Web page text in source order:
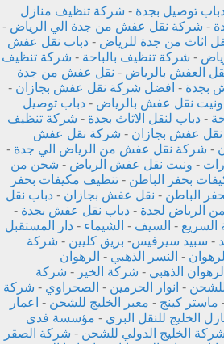
توصيل بجدة - شركة تنظيف منازل
- شركة نقل عفش من جدة الي الرياض -
اثاث من جدة للرياض - دباب نقل عفش
- شركة تنظيف بالباحة - شركة تنظيف
العفش بالرياض - نقل عفش من جدة
بجدة - افضل شركة نقل عفش بجازان -
ونيت نقل عفش بالرياض -دباب توصيل
- دباب لنقل الاثاث بجدة - شركة تنظيف
عفش بجازان - شركة نقل عفش
- شركة نقل عفش من الرياض الي جدة -
- ونيت نقل عفش الرياض - شحن من
بحفر الباطن - تنظيف مكيفات بحفر
الباطن - نقل عفش بجازان -دباب نقل
الرياض لجدة - دباب نقل عفش بجدة -
- السيف - الشيماء - دار المستقبل
- سبيد سيرفيس- بريق كليين - شركة
- النسر الذهبي - الرهوان
الرهوان الذهبي - شركة الخير - شركة
- انوار الحرمين - الصحراوي - شركة
ماستر كينج - معبر الخليج للشحن - اعمار
الخليج للنقل البري - مؤسسة فدى
شركة الخليج الدولي للشحن - شركة الصقر